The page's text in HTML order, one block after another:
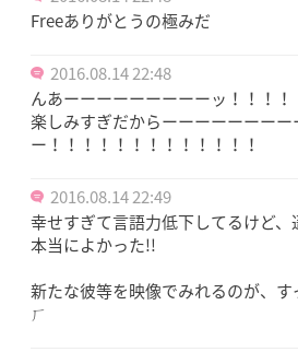
Freeありがとうの極みだ
2016.08.14 22:48
んあーーーーーーーーーッ！！！
楽しみすぎだからーーーーーーーー
ー！！！！！！！！！！！！！
2016.08.14 22:49
幸せすぎて言語力低下してるけど、
本当によかった!!
新たな彼等を映像でみれるのが、す
ㄏ